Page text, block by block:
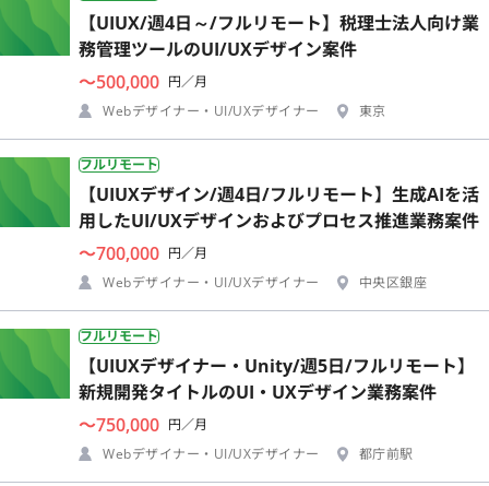
【UIUX/週4日～/フルリモート】税理士法人向け業
務管理ツールのUI/UXデザイン案件
〜500,000 円／月
Webデザイナー・UI/UXデザイナー
東京
フルリモート
【UIUXデザイン/週4日/フルリモート】生成AIを活
用したUI/UXデザインおよびプロセス推進業務案件
〜700,000 円／月
Webデザイナー・UI/UXデザイナー
中央区銀座
フルリモート
【UIUXデザイナー・Unity/週5日/フルリモート】
新規開発タイトルのUI・UXデザイン業務案件
〜750,000 円／月
Webデザイナー・UI/UXデザイナー
都庁前駅